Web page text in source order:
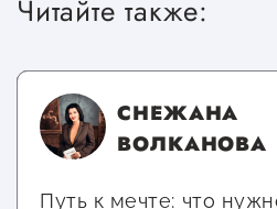
Читайте также:
СНЕЖАНА
ВОЛКАНОВА
Путь к мечте: что